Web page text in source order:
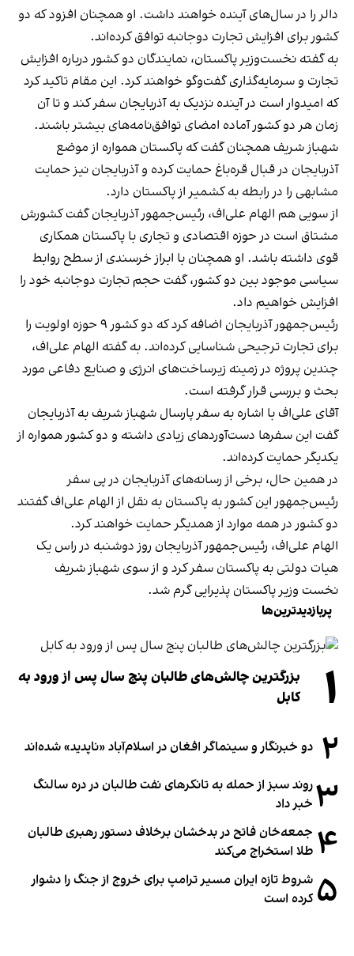
دالر را در سال‌های آینده خواهند داشت. او همچنان افزود که دو
کشور برای افزایش تجارت دوجانبه توافق کرده‌اند.
به گفته نخست‌وزیر پاکستان، نمایندگان دو کشور درباره افزایش
تجارت و سرمایه‌گذاری گفت‌وگو خواهند کرد. این مقام تاکید کرد
که امیدوار است در آینده نزدیک به آذربایجان سفر کند و تا آن
زمان هر دو کشور آماده امضای توافق‌‌نامه‌های بیشتر باشند.
شهباز شریف همچنان گفت که پاکستان همواره از موضع
آذربایجان در قبال قره‌باغ حمایت کرده و آذربایجان نیز حمایت
مشابهی را در رابطه به کشمیر از پاکستان دارد.
از سویی هم الهام علی‌اف، رئیس‌جمهور آذربایجان گفت کشورش
مشتاق است در حوزه اقتصادی و تجاری با پاکستان همکاری
قوی داشته باشد. او همچنان با ابراز خرسندی از سطح روابط
سیاسی موجود بین دو کشور، گفت حجم تجارت دوجانبه خود را
افزایش خواهیم داد.
رئیس‌جمهور آذربایجان اضافه کرد که دو کشور ۹ حوزه اولویت را
برای تجارت ترجیحی شناسایی کرده‌اند. به گفته الهام علی‌اف،
چندین پروژه در زمینه زیرساخت‌های انرژی و صنایع دفاعی مورد
بحث و بررسی قرار گرفته است.
آقای علی‌اف با اشاره به سفر پارسال شهباز شریف به آذربایجان
گفت این سفرها دست‌آوردهای زیادی داشته و دو کشور همواره از
یکدیگر حمایت کرده‌اند.
در همین حال، برخی از رسانه‌های آذربایجان در پی سفر
رئیس‌جمهور این کشور به پاکستان به نقل از الهام علی‌اف گفتند
دو کشور در همه موارد از همدیگر حمایت خواهند کرد.
الهام علی‌اف، رئیس‌جمهور آذربایجان روز دوشنبه در راس یک
هیات دولتی به پاکستان سفر کرد و از سوی شهباز شریف
نخست وزیر پاکستان پذیرایی گرم شد.
پربازدیدترین‌ها
۱
بزرگترین چالش‌های طالبان پنج سال پس از ورود به
کابل
۲ دو خبرنگار و سینماگر افغان در اسلام‌آباد «ناپدید» شده‌اند
۳روند سبز از حمله به تانکرهای نفت طالبان در دره سالنگ
خبر داد
۴ جمعه‌خان فاتح در بدخشان برخلاف دستور رهبری طالبان
طلا استخراج می‌کند
۵ شروط تازه ایران مسیر ترامپ برای خروج از جنگ را دشوار
کرده است